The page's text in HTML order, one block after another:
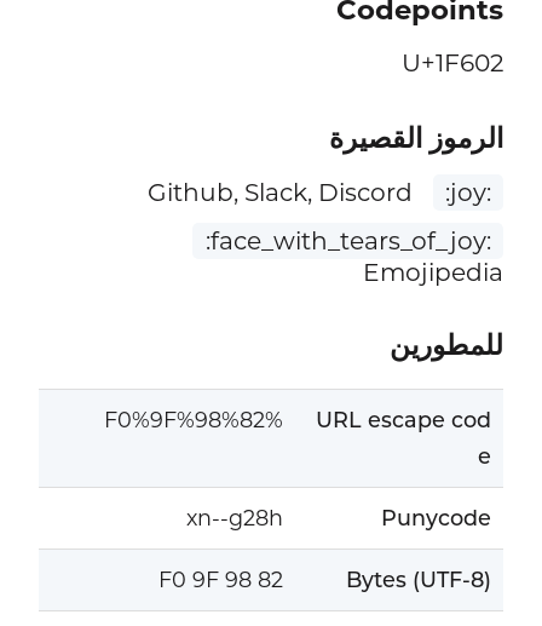
Codepoints
U+1F602
الرموز القصيرة
:joy:
:face_with_tears_of_joy:
Emojipedia
للمطورين
URL escape cod
e
%F0%9F%98%82
Punycode
xn--g28h
Bytes (UTF-8)
F0 9F 98 82